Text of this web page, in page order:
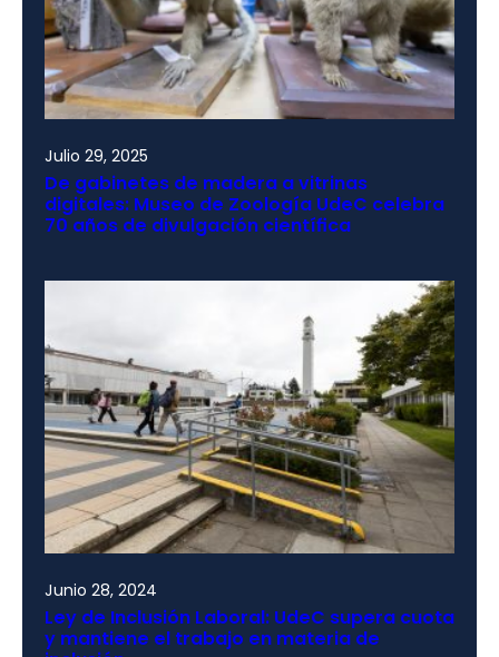
Julio 29, 2025
De gabinetes de madera a vitrinas
digitales: Museo de Zoología UdeC celebra
70 años de divulgación científica
Junio 28, 2024
Ley de Inclusión Laboral: UdeC supera cuota
y mantiene el trabajo en materia de